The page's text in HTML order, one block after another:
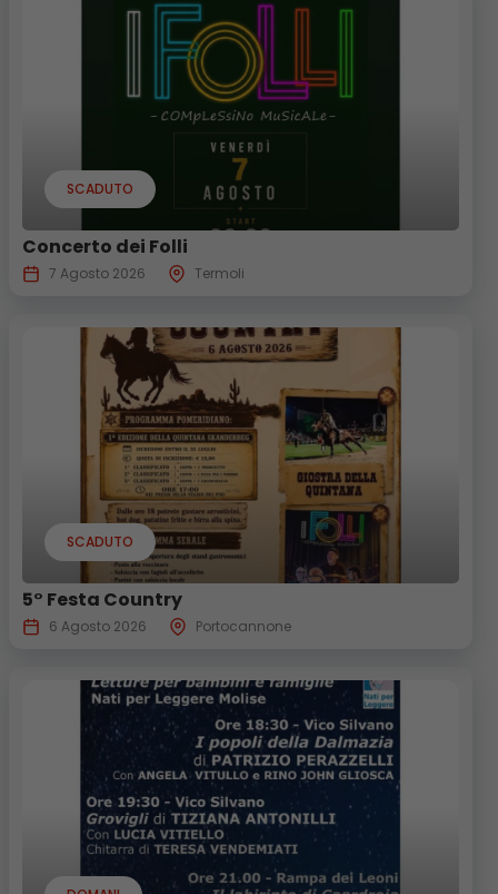
SCADUTO
Concerto dei Folli
7 Agosto 2026 Termoli
SCADUTO
5° Festa Country
6 Agosto 2026 Portocannone